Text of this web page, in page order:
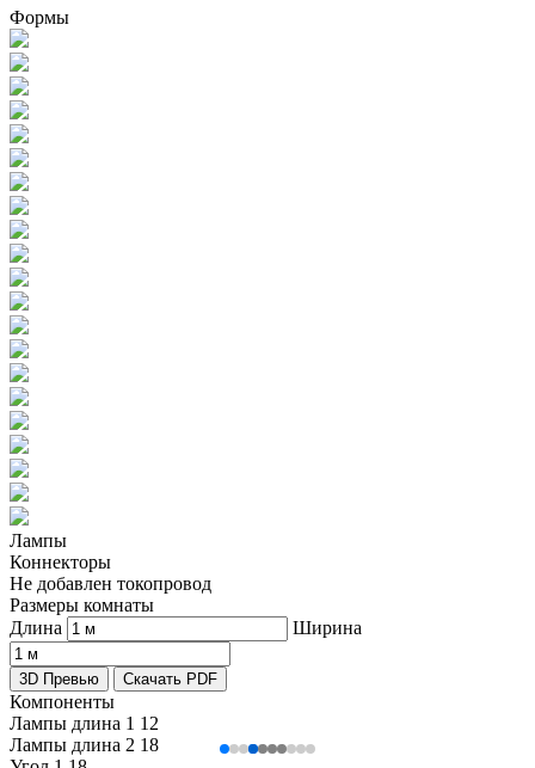
Формы
Лампы
Коннекторы
Не добавлен токопровод
Размеры комнаты
Длина
Ширина
3D Превью Скачать PDF
Компоненты
Лампы длина 1 12
Лампы длина 2 18